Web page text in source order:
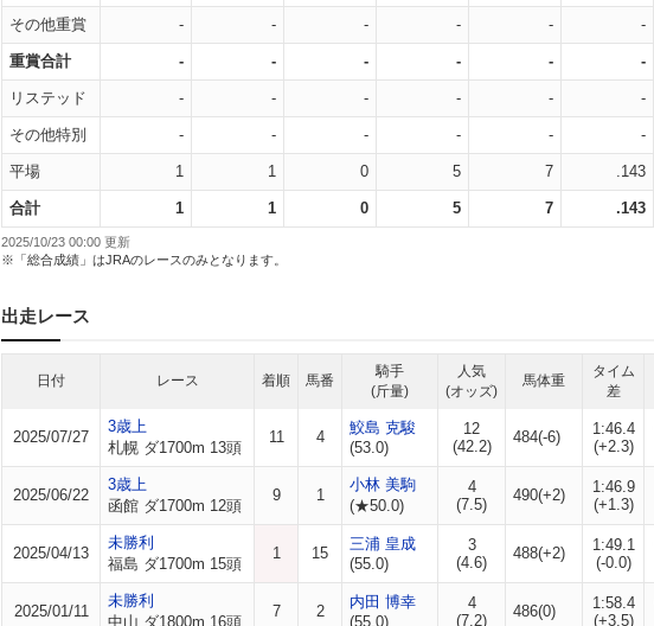
その他重賞
- - - - - -
重賞合計 - - - - - -
リステッド - - - - - -
その他特別 - - - - - -
平場 1 1 0 5 7 .143
合計 1 1 0 5 7 .143
2025/10/23 00:00 更新
※「総合成績」はJRAのレースのみとなります。
出走レース
日付 レース 着順 馬番
騎手
(斤量)
人気
(オッズ)
馬体重
タイム
差
2025/07/27
3歳上
札幌 ダ1700m 13頭
11 4
鮫島 克駿
(53.0)
12
(42.2)
484(-6)
1:46.4
(+2.3)
2025/06/22
3歳上
函館 ダ1700m 12頭
9 1
小林 美駒
(★50.0)
4
(7.5)
490(+2)
1:46.9
(+1.3)
2025/04/13
未勝利
福島 ダ1700m 15頭
1 15
三浦 皇成
(55.0)
3
(4.6)
488(+2)
1:49.1
(-0.0)
2025/01/11
未勝利
中山 ダ1800m 16頭
7 2
内田 博幸
(55.0)
4
(7.2)
486(0)
1:58.4
(+3.5)